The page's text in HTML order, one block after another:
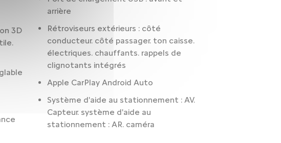
3D
arrière
Rétroviseurs extérieurs : côté
conducteur. côté passager. ton caisse.
électriques. chauffants. rappels de
clignotants intégrés
Apple CarPlay Android Auto
Système d'aide au stationnement : AV.
Capteur. système d'aide au
stationnement : AR. caméra